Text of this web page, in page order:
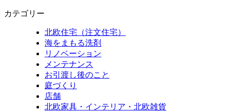
カテゴリー
北欧住宅（注文住宅）
海をまもる洗剤
リノベーション
メンテナンス
お引渡し後のこと
庭づくり
店舗
北欧家具・インテリア・北欧雑貨